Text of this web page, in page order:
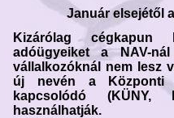
Január elsejétől
Kizárólag cégkapun
adóügyeiket a NAV-
vállalkozóknál nem lesz
új nevén a Központi
kapcsolódó (KÜNY,
használhatják.